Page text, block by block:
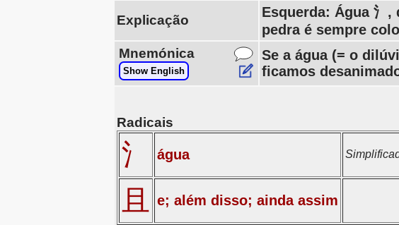
Explicação
Esquerda: Água 氵
pedra é sempre
Mnemónica
Show English
Se a água (= o
ficamos
Radicais
氵 água
且 e; além disso; ainda assim